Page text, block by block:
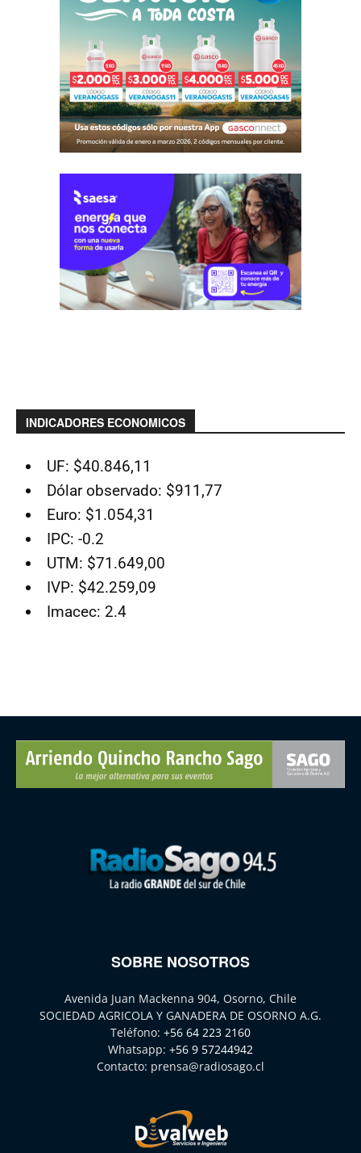
INDICADORES ECONOMICOS
UF: $40.846,11
Dólar observado: $911,77
Euro: $1.054,31
IPC: -0.2
UTM: $71.649,00
IVP: $42.259,09
Imacec: 2.4
SOBRE NOSOTROS
Avenida Juan Mackenna 904, Osorno, Chile
SOCIEDAD AGRICOLA Y GANADERA DE OSORNO A.G.
Teléfono: +56 64 223 2160
Whatsapp: +56 9 57244942
Contacto: prensa@radiosago.cl